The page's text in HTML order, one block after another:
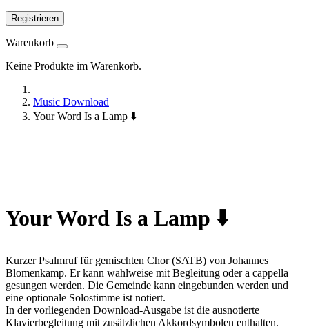
Registrieren
Warenkorb
Keine Produkte im Warenkorb.
Music Download
Your Word Is a Lamp ⬇️
Your Word Is a Lamp ⬇️
Kurzer Psalmruf für gemischten Chor (SATB) von Johannes
Blomenkamp. Er kann wahlweise mit Begleitung oder a cappella
gesungen werden. Die Gemeinde kann eingebunden werden und
eine optionale Solostimme ist notiert.
In der vorliegenden Download-Ausgabe ist die ausnotierte
Klavierbegleitung mit zusätzlichen Akkordsymbolen enthalten.